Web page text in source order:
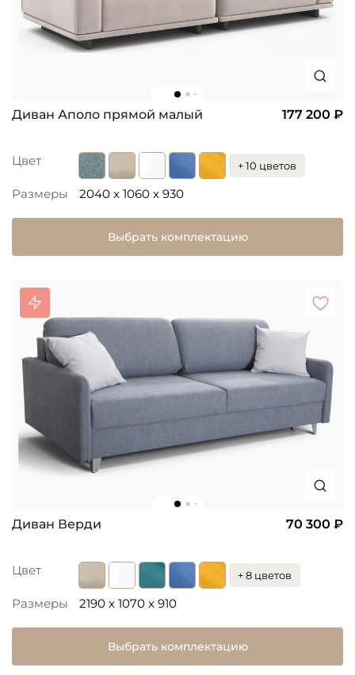
Диван Аполо прямой малый 177 200 ₽
Цвет + 10 цветов
Размеры 2040 x 1060 x 930
Выбрать комплектацию
Диван Верди 70 300 ₽
Цвет + 8 цветов
Размеры 2190 x 1070 x 910
Выбрать комплектацию